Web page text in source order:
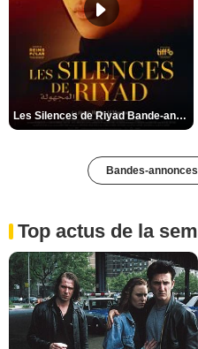
Les Silences de Riyad Bande-annonce VO STFR
Bandes-
Top actus de la